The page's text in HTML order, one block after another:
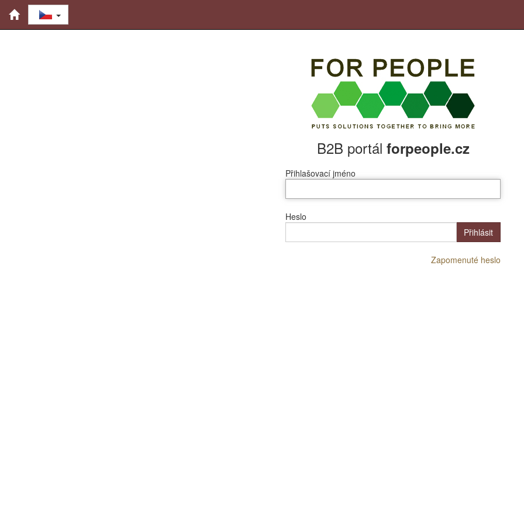
B2B portál forpeople.cz
Přihlašovací jméno
Heslo
Přihlásit
Zapomenuté heslo